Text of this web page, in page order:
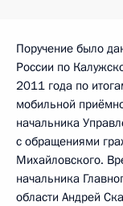
Поручение было
России по
2011 года по
мобильной
начальника
с обращениями
Михайловского.
начальника
области Андрей